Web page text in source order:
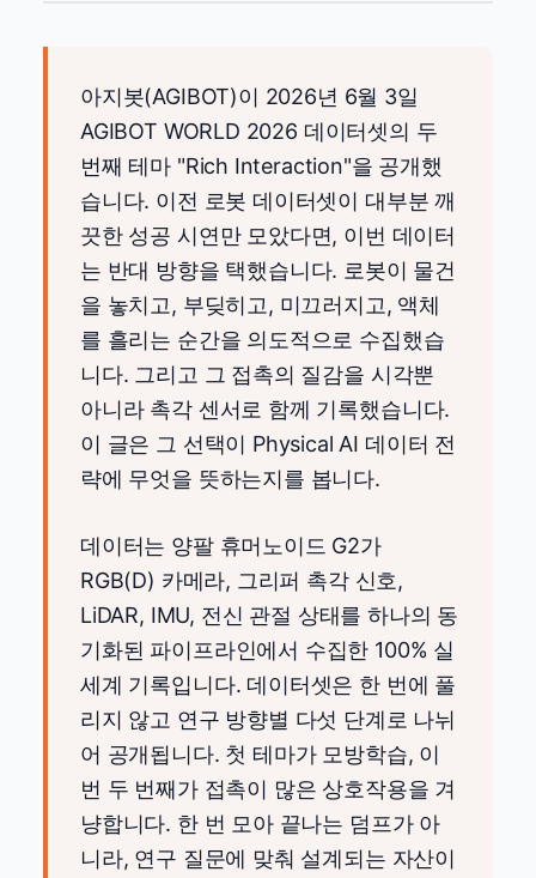
아지봇(AGIBOT)이 2026년 6월 3일
AGIBOT WORLD 2026 데이터셋의 두
번째 테마 "Rich Interaction"을 공개했
습니다. 이전 로봇 데이터셋이 대부분 깨
끗한 성공 시연만 모았다면, 이번 데이터
는 반대 방향을 택했습니다. 로봇이 물건
을 놓치고, 부딪히고, 미끄러지고, 액체
를 흘리는 순간을 의도적으로 수집했습
니다. 그리고 그 접촉의 질감을 시각뿐
아니라 촉각 센서로 함께 기록했습니다.
이 글은 그 선택이 Physical AI 데이터 전
략에 무엇을 뜻하는지를 봅니다.
데이터는 양팔 휴머노이드 G2가
RGB(D) 카메라, 그리퍼 촉각 신호,
LiDAR, IMU, 전신 관절 상태를 하나의 동
기화된 파이프라인에서 수집한 100% 실
세계 기록입니다. 데이터셋은 한 번에 풀
리지 않고 연구 방향별 다섯 단계로 나뉘
어 공개됩니다. 첫 테마가 모방학습, 이
번 두 번째가 접촉이 많은 상호작용을 겨
냥합니다. 한 번 모아 끝나는 덤프가 아
니라, 연구 질문에 맞춰 설계되는 자산이